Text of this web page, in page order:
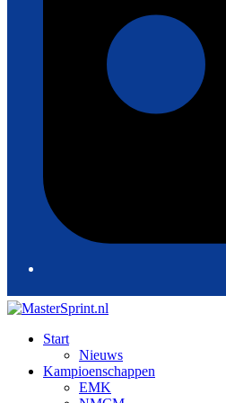
Start
Nieuws
Kampioenschappen
EMK